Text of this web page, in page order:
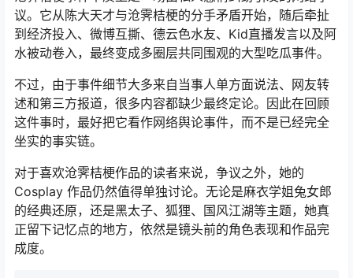
议。它从陈大天才与沧霁桔梗的分手矛盾开始，随后牵扯
到经济投入、微博互撕、德云色水友、Kid直播发言以及阿
水被动卷入，最终变成多圈层共同围观的大型吃瓜事件。
不过，由于事件细节大多来自当事人单方面说法、网友转
述和第三方报道，很多内容都缺少最终定论。因此在回顾
这件事时，最好把它看作网络舆论事件，而不是已经完全
坐实的事实链。
对于喜欢沧霁桔梗作品的读者来说，争议之外，她的
Cosplay 作品仍然值得单独讨论。无论是麻衣学姐兔女郎
的经典还原，还是黑太子、狐狸、国风江湖等主题，她真
正留下记忆点的地方，依然是镜头前的角色表现和作品完
成度。